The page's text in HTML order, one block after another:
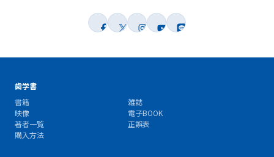
歯学書
書籍
雑誌
映像
電子BOOK
著者一覧
正誤表
購入方法